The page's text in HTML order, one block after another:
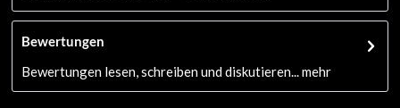
Bewertungen
Bewertungen lesen, schreiben und diskutieren...
mehr